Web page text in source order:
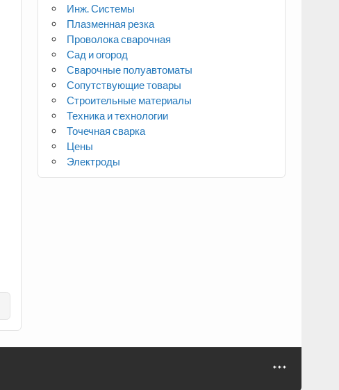
Инж. Системы
Плазменная резка
Проволока сварочная
Сад и огород
Сварочные полуавтоматы
Сопутствующие товары
Строительные материалы
Техника и технологии
Точечная сварка
Цены
Электроды
***